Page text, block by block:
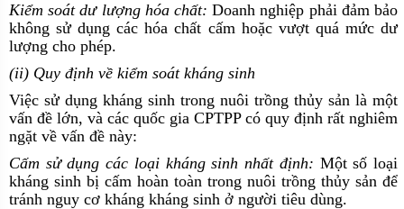
Kiểm soát dư lượng hóa chất: Doanh nghiệp phải đảm bảo
không sử dụng các hóa chất cấm hoặc vượt quá mức dư
lượng cho phép.
(ii) Quy định về kiểm soát kháng sinh
Việc sử dụng kháng sinh trong nuôi trồng thủy sản là một
vấn đề lớn, và các quốc gia CPTPP có quy định rất nghiêm
ngặt về vấn đề này:
Cấm sử dụng các loại kháng sinh nhất định: Một số loại
kháng sinh bị cấm hoàn toàn trong nuôi trồng thủy sản để
tránh nguy cơ kháng kháng sinh ở người tiêu dùng.